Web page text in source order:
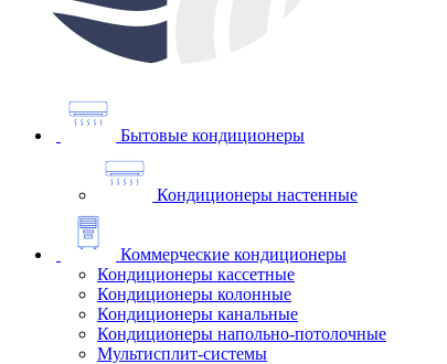
Бытовые кондиционеры
Кондиционеры настенные
Коммерческие кондиционеры
Кондиционеры кассетные
Кондиционеры колонные
Кондиционеры канальные
Кондиционеры напольно-потолочные
Мультисплит-системы